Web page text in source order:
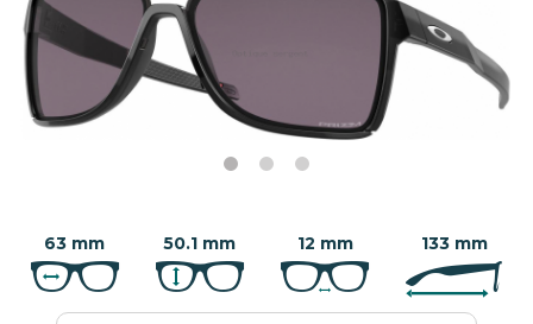
63 mm 50.1 mm 12 mm 133 mm